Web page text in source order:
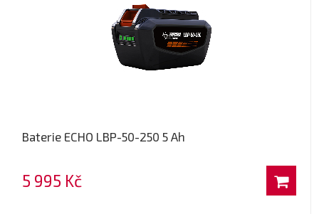
Baterie ECHO LBP-50-250 5 Ah
5 995 Kč